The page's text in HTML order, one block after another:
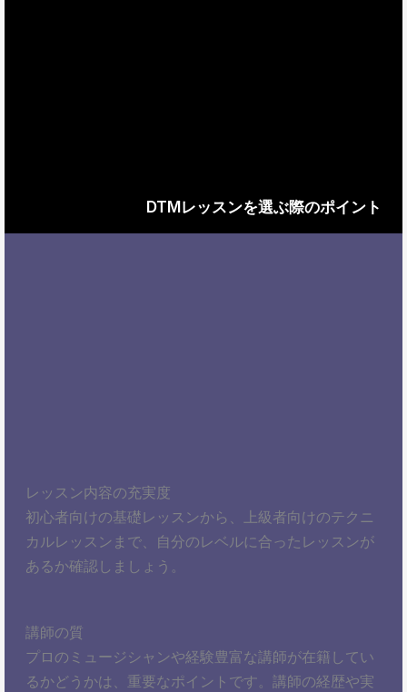
DTMレッスンを選ぶ際のポイント
レッスン内容の充実度
初心者向けの基礎レッスンから、上級者向けのテクニ
カルレッスンまで、自分のレベルに合ったレッスンが
あるか確認しましょう。
講師の質
プロのミュージシャンや経験豊富な講師が在籍してい
るかどうかは、重要なポイントです。講師の経歴や実